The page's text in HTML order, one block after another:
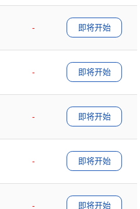
-
即将开始
-
即将开始
-
即将开始
-
即将开始
-
即将开始